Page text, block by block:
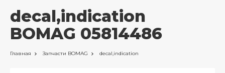
decal,indication
BOMAG 05814486
Главная Запчасти BOMAG decal,indication